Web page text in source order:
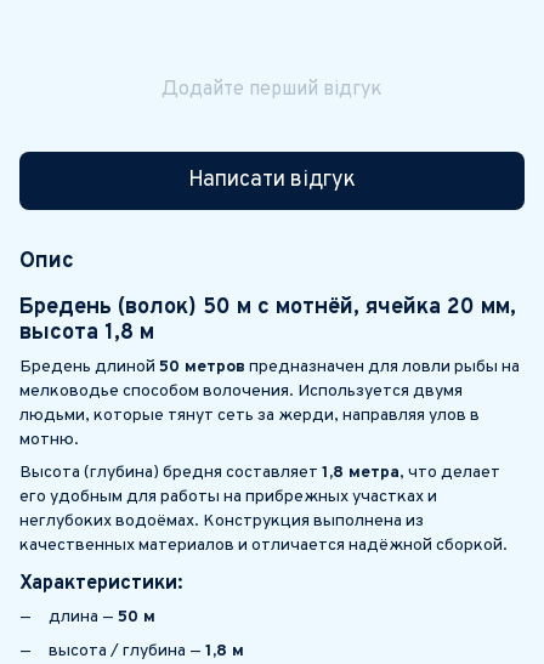
Додайте перший відгук
Написати відгук
Опис
Бредень (волок) 50 м с мотнёй, ячейка 20 мм,
высота 1,8 м
Бредень длиной 50 метров предназначен для ловли рыбы на
мелководье способом волочения. Используется двумя
людьми, которые тянут сеть за жерди, направляя улов в
мотню.
Высота (глубина) бредня составляет 1,8 метра, что делает
его удобным для работы на прибрежных участках и
неглубоких водоёмах. Конструкция выполнена из
качественных материалов и отличается надёжной сборкой.
Характеристики:
длина — 50 м
высота / глубина — 1,8 м